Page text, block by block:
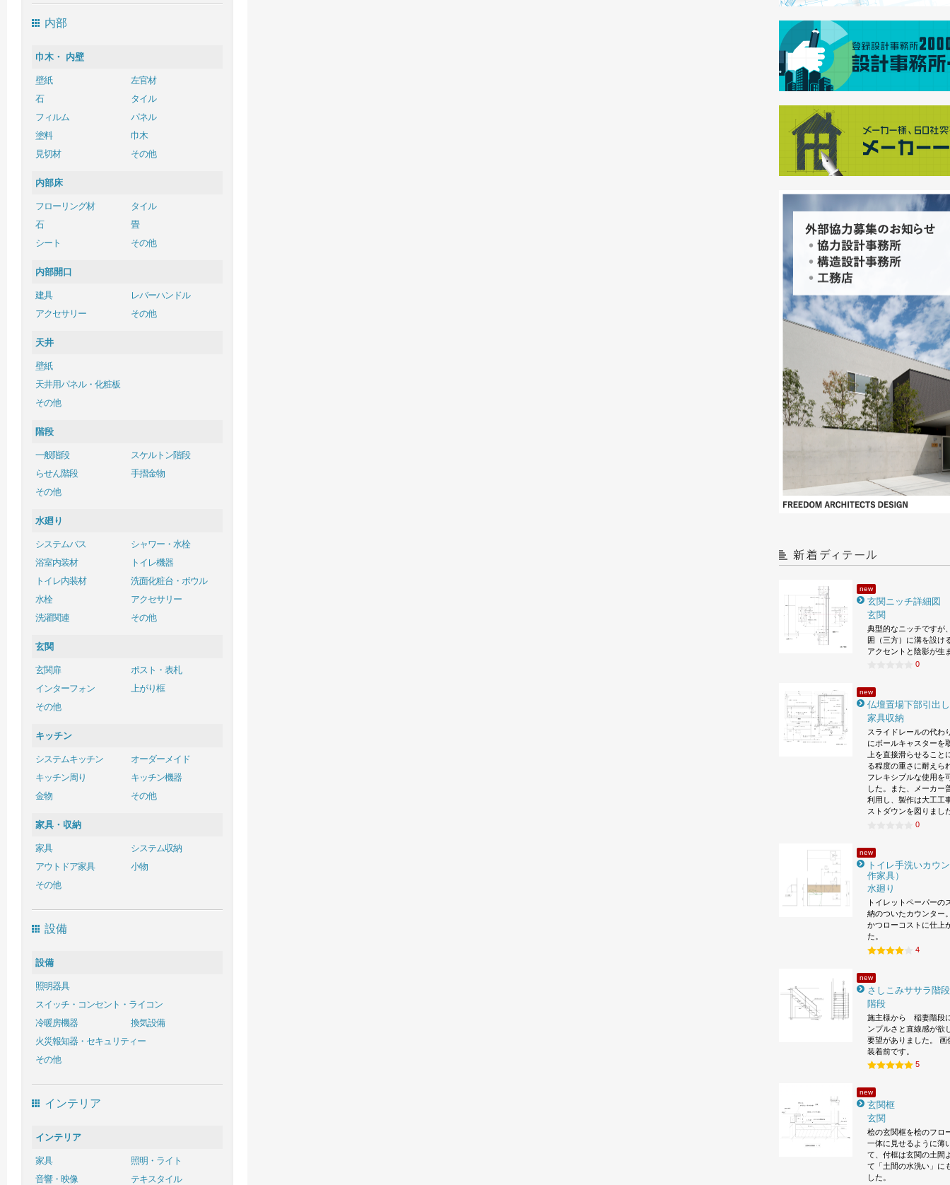
内部
巾木・ 内壁
壁紙
左官材
石
タイル
フィルム
パネル
塗料
巾木
見切材
その他
内部床
フローリング材
タイル
石
畳
シート
その他
内部開口
建具
レバーハンドル
アクセサリー
その他
天井
壁紙
天井用パネル・化粧板
その他
階段
一般階段
スケルトン階段
らせん階段
手摺金物
その他
水廻り
システムバス
シャワー・水栓
浴室内装材
トイレ機器
トイレ内装材
洗面化粧台・ボウル
水栓
アクセサリー
洗濯関連
その他
玄関
玄関扉
ポスト・表札
インターフォン
上がり框
その他
キッチン
システムキッチン
オーダーメイド
キッチン周り
キッチン機器
金物
その他
家具・収納
家具
システム収納
アウトドア家具
小物
その他
設備
設備
照明器具
スイッチ・コンセント・ライコン
冷暖房機器
換気設備
火災報知器・セキュリティー
その他
インテリア
インテリア
家具
照明・ライト
音響・映像
テキスタイル
new
玄関ニッチ詳細図
玄関
典型的なニッチですが
囲（三方）に溝を設け
アクセントと陰影が生
0
new
仏壇置場下部引出
家具収納
スライドレールの代わ
にボールキャスターを
上を直接滑らせること
る程度の重さに耐えら
フレキシブルな使用を
した。また、メーカー
利用し、製作は大工工
ストダウンを図りまし
0
new
トイレ手洗いカウ
作家具）
水廻り
トイレットペーパーの
納のついたカウンター
かつローコストに仕上
た。
4
new
さしこみササラ階段
階段
施主様から 稲妻階段
ンプルさと直線感が
要望がありました。 画
装着前です。
5
new
玄関框
玄関
桧の玄関框を桧のフロ
一体に見せるように薄
て、付框は玄関の土間
て「土間の水洗い」に
した。